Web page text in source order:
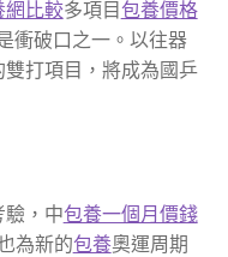
網比較多項目包養價格
衝破口之一。以往器
打項目，將成為國乒
驗，中包養一個月價錢
為新的包養奧運周期